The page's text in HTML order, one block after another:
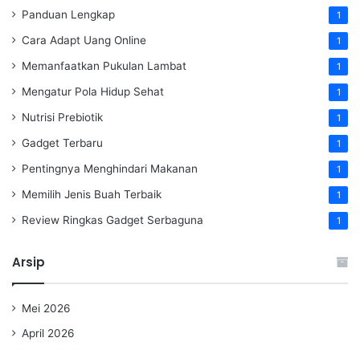
Panduan Lengkap 1
Cara Adapt Uang Online 1
Memanfaatkan Pukulan Lambat 1
Mengatur Pola Hidup Sehat 1
Nutrisi Prebiotik 1
Gadget Terbaru 1
Pentingnya Menghindari Makanan 1
Memilih Jenis Buah Terbaik 1
Review Ringkas Gadget Serbaguna 1
Arsip
Mei 2026
April 2026